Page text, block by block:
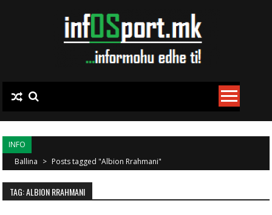
INFO
Ballina > Posts tagged "Albion Rrahmani"
TAG: ALBION RRAHMANI